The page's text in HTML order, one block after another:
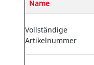
Name
Vollständige
Artikelnummer